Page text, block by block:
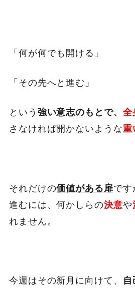
「何が何でも開ける」
「その先へと進む」
という強い意志のもとで、 全
さなければ開かないような重
それだけの価値がある扉で
進むには、何かしらの決意や
れません。
今週はその新月に向けて、